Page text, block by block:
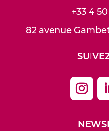
+33 4
82 avenue